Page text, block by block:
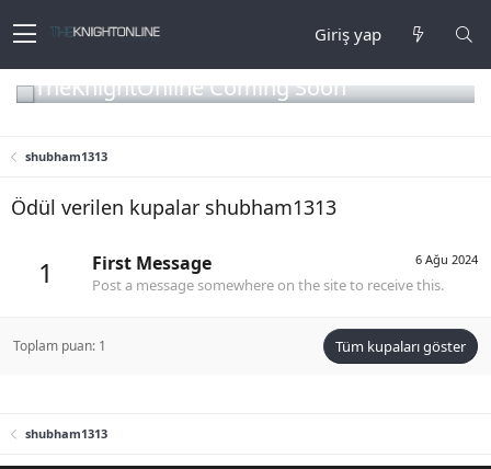
Giriş yap
TheKnightOnline Coming Soon
shubham1313
Ödül verilen kupalar shubham1313
1 6 Ağu 2024
First Message
Post a message somewhere on the site to receive this.
Toplam puan: 1 Tüm kupaları göster
shubham1313